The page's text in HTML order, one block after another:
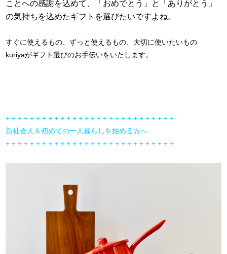
ことへの感謝を込めて、「おめでとう」と「ありがとう」
の気持ちを込めたギフトを選びたいですよね。
すぐに使えるもの、ずっと使えるもの、大切に使いたいもの
kuriyaがギフト選びのお手伝いをいたします。
+ + + + + + + + + + + + + + + + + + + + + + + + + + + +
新社会人＆初めての一人暮らしを始める方へ
+ + + + + + + + + + + + + + + + + + + + + + + + + + + +